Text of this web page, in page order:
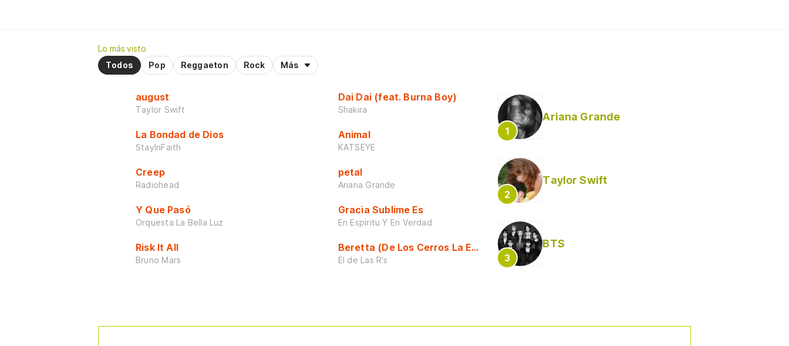
Lo más visto
Todos
Pop Reggaeton Rock Más
august
Taylor Swift
La Bondad de Dios
StayInFaith
Creep
Radiohead
Y Que Pasó
Orquesta La Bella Luz
Risk It All
Bruno Mars
Dai Dai (feat. Burna Boy)
Shakira
Animal
KATSEYE
petal
Ariana Grande
Gracia Sublime Es
En Espiritu Y En Verdad
Beretta (De Los Cerros La Escuela)
El de Las R's
Ariana Grande
Taylor Swift
BTS